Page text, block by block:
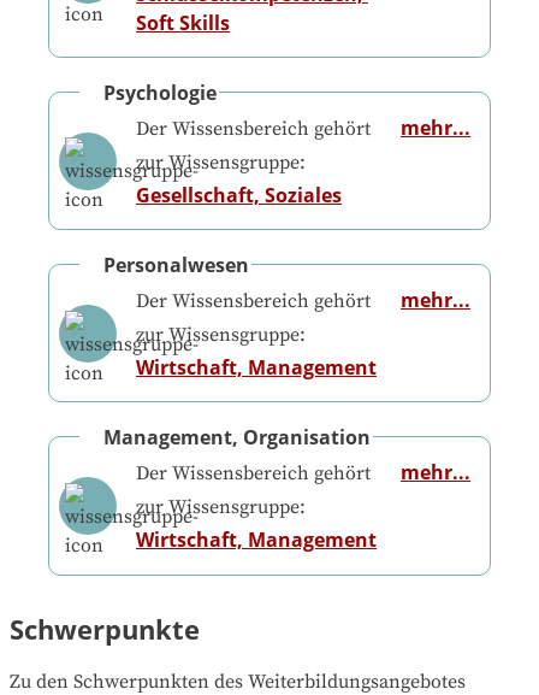
Soft Skills
Psychologie
Der Wissensbereich gehört
zur Wissensgruppe:
Gesellschaft, Soziales
mehr...
Personalwesen
Der Wissensbereich gehört
zur Wissensgruppe:
Wirtschaft, Management
mehr...
Management, Organisation
Der Wissensbereich gehört
zur Wissensgruppe:
Wirtschaft, Management
mehr...
Schwerpunkte
Zu den Schwerpunkten des Weiterbildungsangebotes